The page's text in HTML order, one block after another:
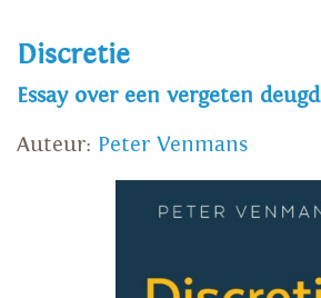
Discretie
Essay over een vergeten deugd
Auteur: Peter Venmans